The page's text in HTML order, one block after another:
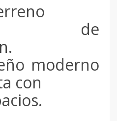
de
moderno
con